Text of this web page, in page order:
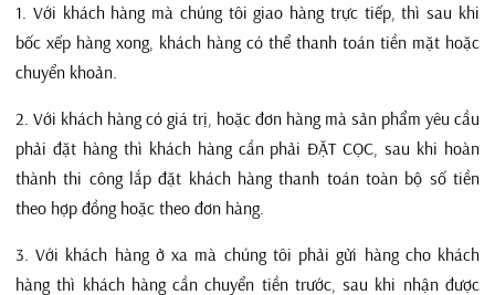
1. Với khách hàng mà chúng tôi giao hàng trực tiếp, thì sau khi
bốc xếp hàng xong, khách hàng có thể thanh toán tiền mặt hoặc
chuyển khoản.
2. Với khách hàng có giá trị, hoặc đơn hàng mà sản phẩm yêu cầu
phải đặt hàng thì khách hàng cần phải ĐẶT CỌC, sau khi hoàn
thành thi công lắp đặt khách hàng thanh toán toàn bộ số tiền
theo hợp đồng hoặc theo đơn hàng.
3. Với khách hàng ở xa mà chúng tôi phải gửi hàng cho khách
hàng thì khách hàng cần chuyển tiền trước, sau khi nhận được